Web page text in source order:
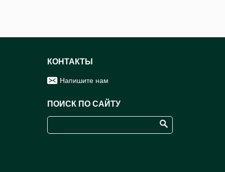
КОНТАКТЫ
Напишите нам
ПОИСК ПО САЙТУ